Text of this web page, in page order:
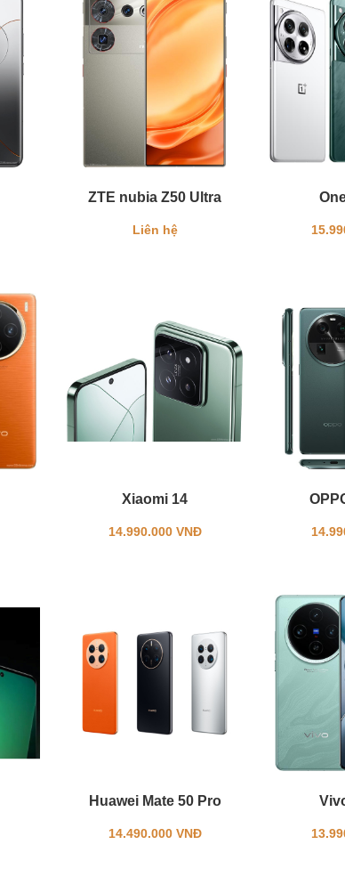
ZTE nubia Z50 Ultra
Liên hệ
Xiaomi 14
14.990.000 VNĐ
Huawei Mate 50 Pro
14.490.000 VNĐ